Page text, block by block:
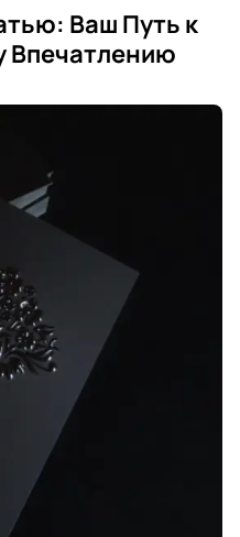
Ваш Путь к
Впечатлению